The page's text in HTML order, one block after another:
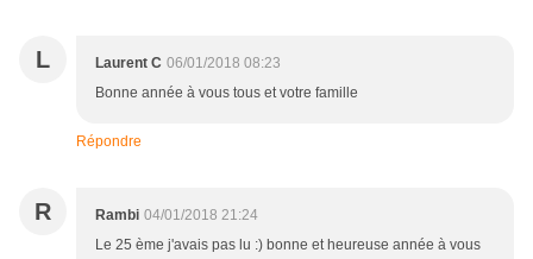
L Laurent C 06/01/2018 08:23
Bonne année à vous tous et votre famille
Répondre
R Rambi 04/01/2018 21:24
Le 25 ème j'avais pas lu :) bonne et heureuse année à vous